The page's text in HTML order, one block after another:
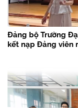
Đảng bộ Trường
kết nạp Đảng viên